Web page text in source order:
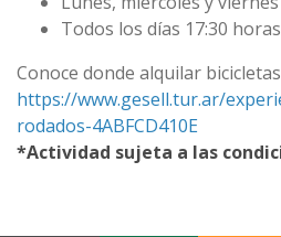
Todos los días 17:30
Conoce donde alquilar
https://www.gesell.tur.ar/
rodados-4ABFCD410E
*Actividad sujeta a las